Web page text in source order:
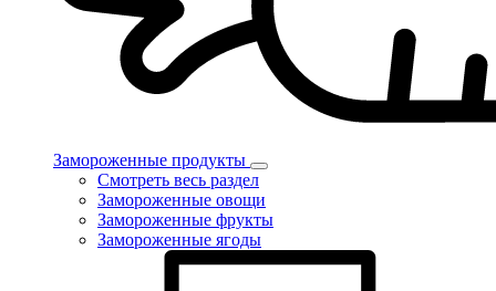
Замороженные продукты
Смотреть весь раздел
Замороженные овощи
Замороженные фрукты
Замороженные ягоды